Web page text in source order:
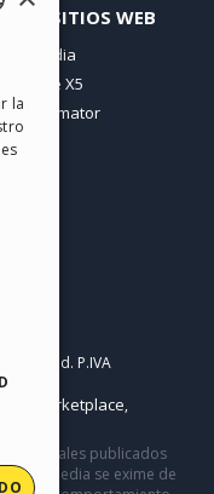
SITIOS WEB
Incomedia
WebSite X5
WebAnimator
reserved. P.IVA
/ Marketplace,
y materiales publicados
Incomedia se exime de
la